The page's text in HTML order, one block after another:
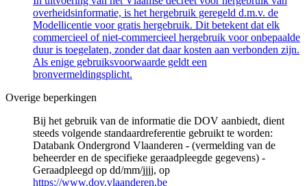
overheidsinformatie, is het hergebruik geregeld d.m.v. de
Modellicentie voor gratis hergebruik. Dit betekent dat elk
commercieel of niet-commercieel hergebruik voor onbepaalde
duur is toegelaten, zonder dat daar kosten aan verbonden zijn.
Als enige gebruiksvoorwaarde geldt een
bronvermeldingsplicht.
Overige beperkingen
Bij het gebruik van de informatie die DOV aanbiedt, dient
steeds volgende standaardreferentie gebruikt te worden:
Databank Ondergrond Vlaanderen - (vermelding van de
beheerder en de specifieke geraadpleegde gegevens) -
Geraadpleegd op dd/mm/jjjj, op
https://www.dov.vlaanderen.be